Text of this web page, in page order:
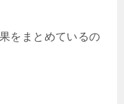
をまとめているの